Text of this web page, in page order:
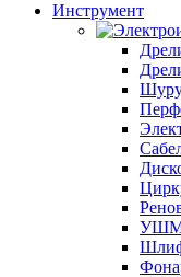
Инструмент
УШМ